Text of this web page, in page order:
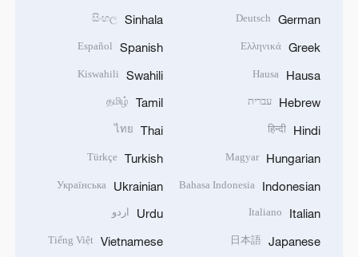
German
Deutsch
Greek
Ελληνικά
Hausa
Hausa
Hebrew עברית
Hindi
हिन्दी
Hungarian
Magyar
Indonesian
Bahasa Indonesia
Italian
Italiano
Japanese
日本語
Sinhala
සිංහල
Spanish
Español
Swahili
Kiswahili
Tamil
தமிழ்
Thai
ไทย
Turkish
Türkçe
Ukrainian
Українська
Urdu اردو
Vietnamese
Tiếng Việt